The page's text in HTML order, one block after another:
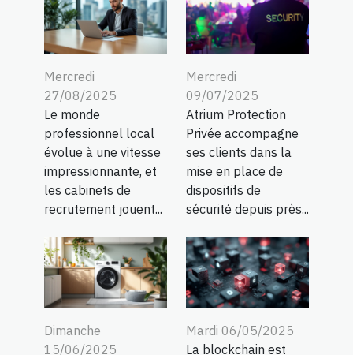
Mercredi
27/08/2025
Le monde
professionnel local
évolue à une vitesse
impressionnante, et
les cabinets de
recrutement jouent...
Mercredi
09/07/2025
Atrium Protection
Privée accompagne
ses clients dans la
mise en place de
dispositifs de
sécurité depuis près...
Dimanche
15/06/2025
Mardi 06/05/2025
La blockchain est